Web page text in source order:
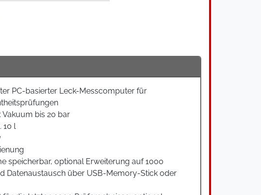
PC-basierter Leck-Messcomputer für
bis 20 bar
10 l
speicherbar, optional Erweiterung auf 1000
Datenaustausch über USB-Memory-Stick oder